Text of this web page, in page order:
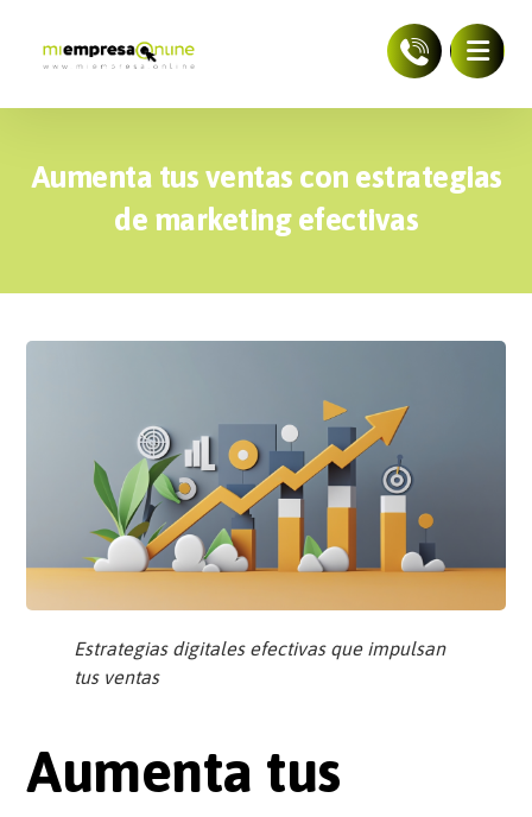
Aumenta tus ventas con estrategias
de marketing efectivas
Estrategias digitales efectivas que impulsan
tus ventas
Aumenta tus